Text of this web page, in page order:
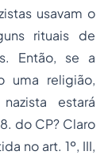
usavam o
rituais de
Então, se a
uma religião,
estará
do CP? Claro
no art. 1º, III,